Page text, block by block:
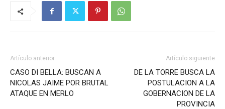
Artículo anterior
CASO DI BELLA: BUSCAN A
NICOLAS JAIME POR BRUTAL
ATAQUE EN MERLO
Artículo siguiente
DE LA TORRE BUSCA LA
POSTULACION A LA
GOBERNACION DE LA
PROVINCIA